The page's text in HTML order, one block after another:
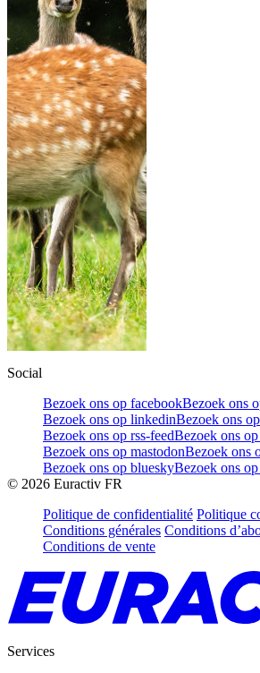
Social
Bezoek ons op facebookBezoek ons
Bezoek ons op linkedinBezoek ons
Bezoek ons op rss-feedBezoek ons
Bezoek ons op mastodonBezoek ons
Bezoek ons op blueskyBezoek ons
© 2026 Euractiv FR
Politique de confidentialité Politique
Conditions générales Conditions
Conditions de vente
Services